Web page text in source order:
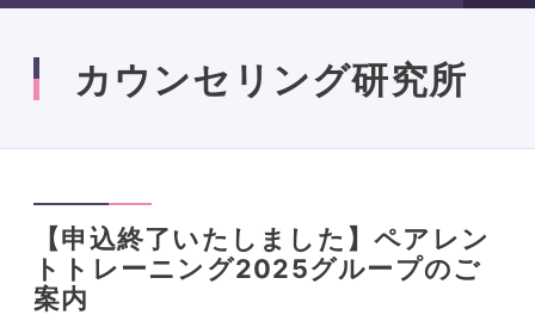
カウンセリング研究所
【申込終了いたしました】ペアレン
トトレーニング2025グループのご
案内